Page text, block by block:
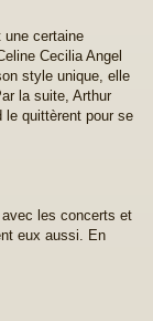
une certaine
Cecilia Angel
style unique, elle
la suite, Arthur
le quittèrent pour se
les concerts et
eux aussi. En